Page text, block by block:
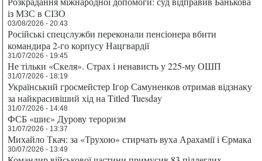
із МЗС в СІЗО
03/08/2026 - 20:43
Російські спецслужби переконали пенсіонера вбити
командира 2-го корпусу Нацгвардії
31/07/2026 - 19:45
Не тільки «Скеля». Страх і ненависть у 225-му ОШП
31/07/2026 - 18:19
Український гросмейстер Ігор Самуненков отримав відзнаку
за найкрасивіший хід на Titled Tuesday
31/07/2026 - 14:48
ФСБ «шиє» Дурову тероризм
31/07/2026 - 13:37
Михайло Ткач: за «Трухою» стирчать вуха Арахамії і Єрмака
30/07/2026 - 13:49